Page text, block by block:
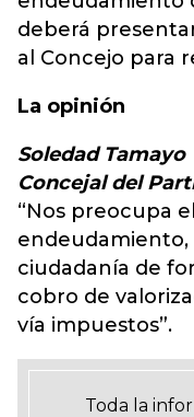
deberá
al Concejo para
La opinión
Soledad Tamayo
Concejal del
“Nos preocupa
endeudamiento,
ciudadanía de
cobro de
vía impuestos”.
Toda la